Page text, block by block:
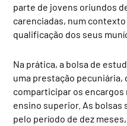
parte de jovens oriundos
carenciadas, num
qualificação dos seus
Na prática, a bolsa de
uma prestação pecuniária,
comparticipar os
ensino superior. As bolsas
pelo período de dez